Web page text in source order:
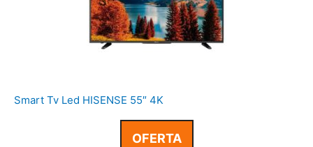
Smart Tv Led HISENSE 55″ 4K
OFERTA